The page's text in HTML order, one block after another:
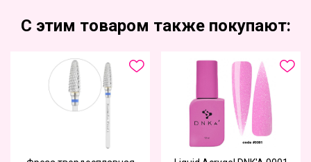
С этим товаром также покупают: